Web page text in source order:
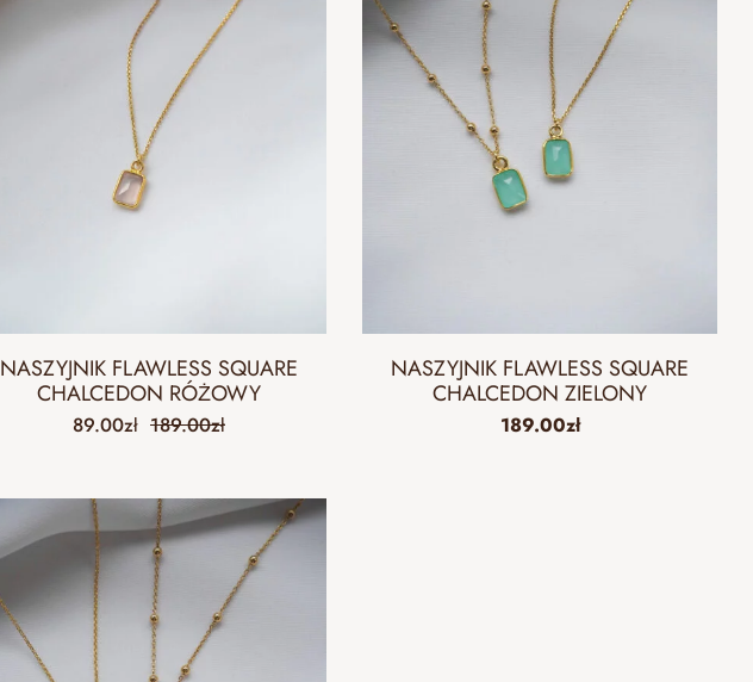
NASZYJNIK FLAWLESS SQUARE
CHALCEDON RÓŻOWY
189.00zł
89.00zł
NASZYJNIK FLAWLESS SQUARE
CHALCEDON ZIELONY
189.00zł